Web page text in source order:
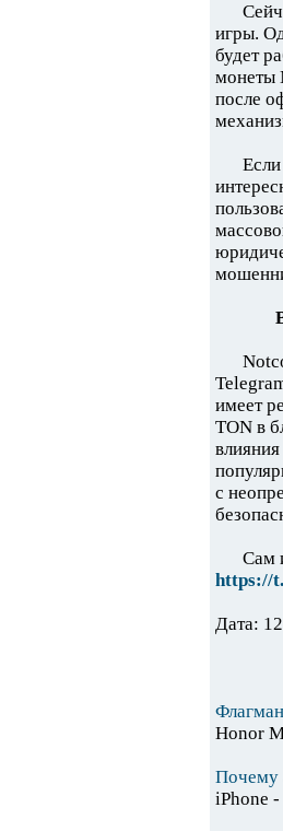
игры.
будет
монеты
после
имеет
TON в
с
Сам
https://
Дата:
Honor
Почему
iPhone